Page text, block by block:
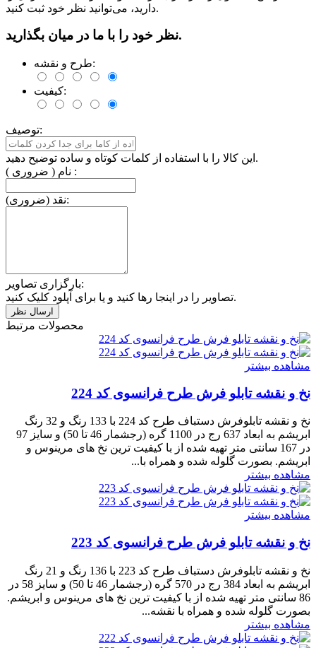
دارید، می‌توانید نظر خود ثبت کنید.
نظر خود را با ما در میان بگذارید.
طرح و نقشه:
کیفیت:
توصیف:
این کالا را با استفاده از کلمات کوتاه و ساده توضیح دهید.
نام ( ضروری ) :
نقد (ضروری):
بارگزاری تصاویر:
تصاویر را در اینجا رها کنید و یا برای آپلود کلیک کنید.
محصولات مرتبط
مشاهده بیشتر
نخ و نقشه تابلو فرش طرح فرانسوی کد 224
نخ و نقشه تابلوفرش دستباف طرح کد 224 با 133 رنگ و 32 رنگ
ابریشم به ابعاد 637 رج در 1100 گره (رجشمار 46 تا 50) و سایز 97
در 167 سانتی متر تهیه شده از با کیفیت ترین نخ های مرینوس و
ابریشم. بصورت گلوله شده و همراه با...
مشاهده بیشتر
مشاهده بیشتر
نخ و نقشه تابلو فرش طرح فرانسوی کد 223
نخ و نقشه تابلوفرش دستباف طرح کد 223 با 136 رنگ و 21 رنگ
ابریشم به ابعاد 384 رج در 570 گره (رجشمار 46 تا 50) و سایز 58 در
86 سانتی متر تهیه شده از با کیفیت ترین نخ های مرینوس و ابریشم.
بصورت گلوله شده و همراه با نقشه...
مشاهده بیشتر